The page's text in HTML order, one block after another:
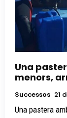
Una
menors,
Successos 21
Una pastera